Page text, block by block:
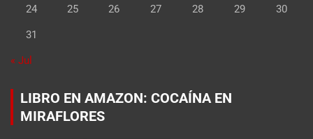
24 25 26 27 28 29 30
31
« Jul
LIBRO EN AMAZON: COCAÍNA EN
MIRAFLORES